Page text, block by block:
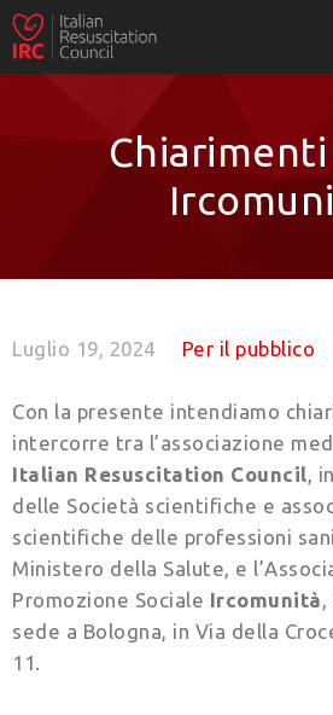
Chiarimenti
Luglio 19, 2024 Per il pubblico
Con la presente intendiamo
intercorre tra l’associazione
Italian Resuscitation Council,
delle Società scientifiche e
scientifiche delle professioni
Ministero della Salute, e
Promozione Sociale Ircomunità,
sede a Bologna, in Via della
11.